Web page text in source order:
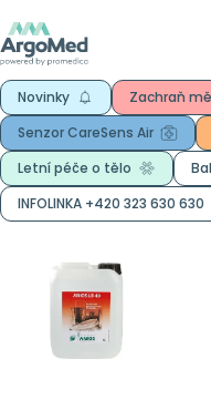
Novinky Zachraň mě
Senzor CareSens Air
Letní péče o tělo
INFOLINKA +420 323 630 630